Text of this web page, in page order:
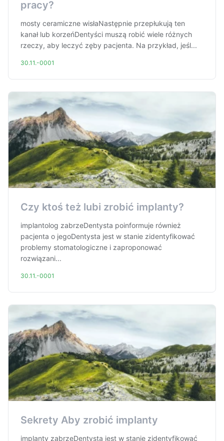
pracy?
mosty ceramiczne wisłaNastępnie przepłukują ten
kanał lub korzeńDentyści muszą robić wiele różnych
rzeczy, aby leczyć zęby pacjenta. Na przykład, jeśl...
30.11.-0001
Czy ktoś też lubi zrobić implanty?
implantolog zabrzeDentysta poinformuje również
pacjenta o jegoDentysta jest w stanie zidentyfikować
problemy stomatologiczne i zaproponować
rozwiązani...
30.11.-0001
Sekrety Aby zrobić implanty
implanty zabrzeDentysta jest w stanie zidentyfikować